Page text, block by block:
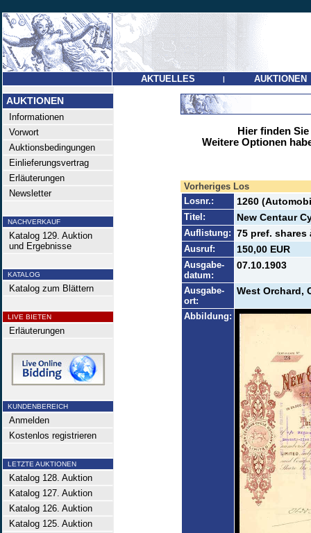
AKTUELLES | AUKTIONEN
AUKTIONEN
Informationen
Vorwort
Auktionsbedingungen
Einlieferungsvertrag
Erläuterungen
Newsletter
NACHVERKAUF
Katalog 129. Auktion
und Ergebnisse
KATALOG
Katalog zum Blättern
LIVE BIETEN
Erläuterungen
KUNDENBEREICH
Anmelden
Kostenlos registrieren
LETZTE AUKTIONEN
Katalog 128. Auktion
Katalog 127. Auktion
Katalog 126. Auktion
Katalog 125. Auktion
Hier finden
Weitere Optionen
Vorheriges Los
Losnr.:
1260
Titel: New Centaur
Auflistung: 75 pref. shares
Ausruf: 150,00 EUR
Ausgabe-
datum:
07.10.1903
Ausgabe-
ort:
West Orchard,
Abbildung: